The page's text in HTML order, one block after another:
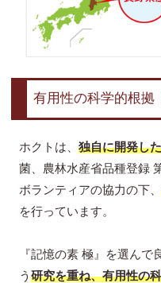
有用性の科学的根拠
ホクトは、 独自に開発し
菌、農林水産省品種登録
ボランティアの協力の下、
を行っています。
『記憶の素 極』を選ん
う 研究を重ね、有用性の